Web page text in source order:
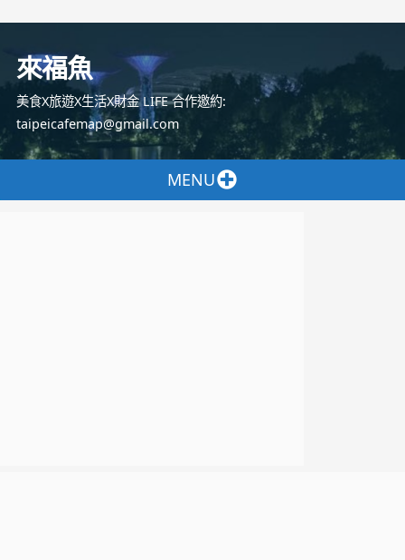
容
來福魚
美食X旅遊X生活X財金 LIFE 合作邀約:
taipeicafemap@gmail.com
MENU